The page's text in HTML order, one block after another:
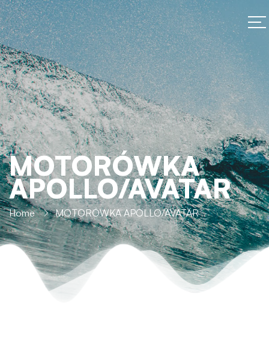
MOTORÓWKA
APOLLO/AVATAR
Home MOTORÓWKA APOLLO/AVATAR